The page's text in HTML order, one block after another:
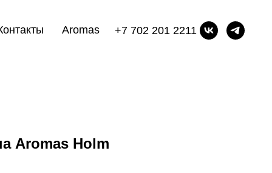
Aromas +7 702 201 2211
Aromas Holm